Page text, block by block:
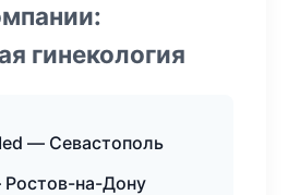
гинекология
— Севастополь
на-Дону